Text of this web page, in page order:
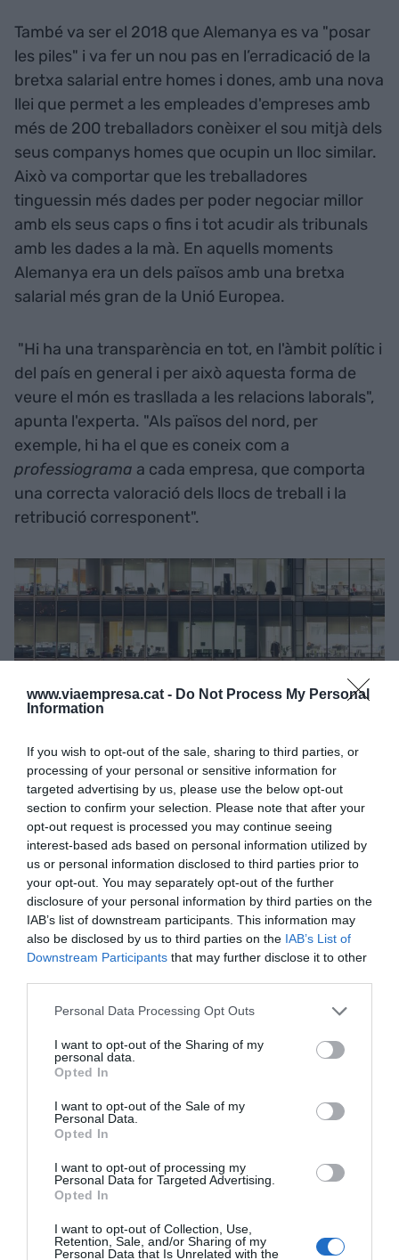
www.viaempresa.cat - Do Not Process My Personal
Information
If you wish to opt-out of the sale, sharing to third parties, or
processing of your personal or sensitive information for
targeted advertising by us, please use the below opt-out
section to confirm your selection. Please note that after your
opt-out request is processed you may continue seeing
interest-based ads based on personal information utilized by
us or personal information disclosed to third parties prior to
your opt-out. You may separately opt-out of the further
disclosure of your personal information by third parties on the
IAB’s list of downstream participants. This information may
also be disclosed by us to third parties on the IAB’s List of
Downstream Participants that may further disclose it to other
Personal Data Processing Opt Outs
I want to opt-out of the Sharing of my
personal data.
Opted In
I want to opt-out of the Sale of my
Personal Data.
Opted In
I want to opt-out of processing my
Personal Data for Targeted Advertising.
Opted In
I want to opt-out of Collection, Use,
Retention, Sale, and/or Sharing of my
Personal Data that Is Unrelated with the
També va ser el 2018 que Alemanya es va "posar
les piles" i va fer un nou pas en l’erradicació de la
bretxa salarial entre homes i dones, amb una nova
llei que permet a les empleades d'empreses amb
més de 200 treballadors conèixer el sou mitjà dels
seus companys homes que ocupin un lloc similar.
Això va comportar que les treballadores
tinguessin més dades per poder negociar millor
amb els seus caps o fins i tot acudir als tribunals
amb les dades a la mà. En aquells moments
Alemanya era un dels països amb una bretxa
salarial més gran de la Unió Europea.
"Hi ha una transparència en tot, en l'àmbit polític i
del país en general i per això aquesta forma de
veure el món es trasllada a les relacions laborals",
apunta l'experta. "Als països del nord, per
exemple, hi ha el que es coneix com a
professiograma a cada empresa, que comporta
una correcta valoració dels llocs de treball i la
retribució corresponent".
La transparència salarial a les oficines catalanes |
iStock
Malgrat que van ser uns dels països pioners en
establir aquestes obligacions, Espanya també té
la seva legislació d'obligatori compliment. Per a
Consuelo Chacartegui, vicedegana del Grau en
Relacions Laborals de la Universitat Pompeu
Fabra, la transparència salarial és una obligació
legal establerta per l'article 28 de l'Estatut dels
d’octubre, d’igualtat retributiva entre dones i
homes.
segons la llei “l'empresari està obligat a portar un
registre amb els valors mitjans dels salaris, els
complements salarials i les percepcions
extrasalarials de la seva plantilla, desagregats per
categories professionals o llocs de treball iguals o